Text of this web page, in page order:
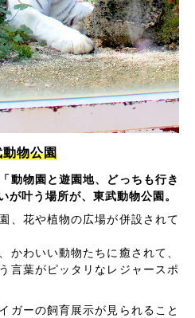
物公園
「動物園と遊園地、どっちも行き
が叶う場所が、東武動物公園。
、花や植物の広場が併設されて
かわいい動物たちに癒されて、
言葉がピッタリなレジャースポ
ガーの飼育展示が見られること